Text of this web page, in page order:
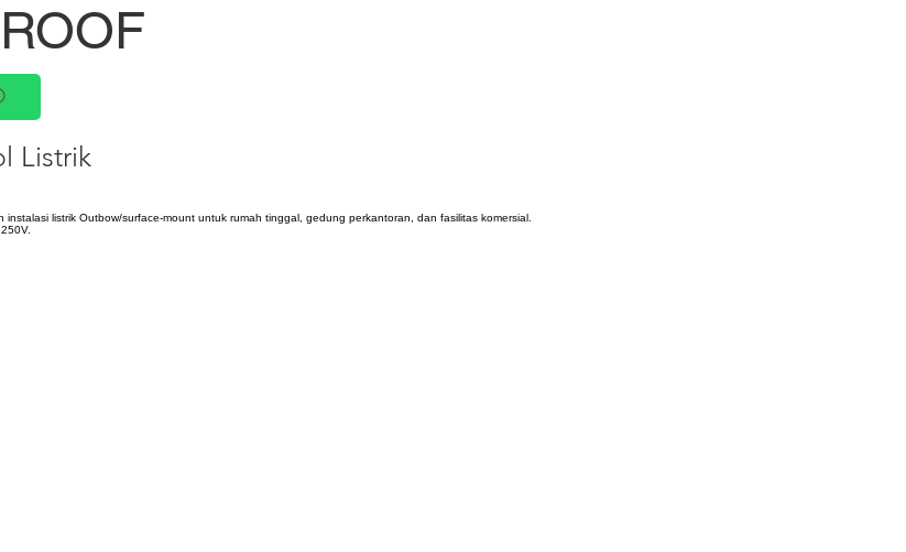
Listrik
listrik Outbow/surface-mount untuk rumah tinggal, gedung perkantoran, dan fasilitas komersial.